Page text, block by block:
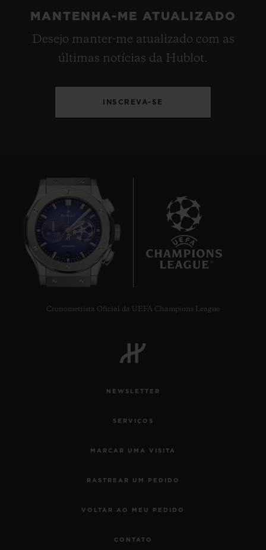
MANTENHA-ME ATUALIZADO
Desejo manter-me atualizado com as
últimas notícias da Hublot.
INSCREVA-SE
Cronometrista Oficial da UEFA Champions League
NEWSLETTER
SERVIÇOS
MARCAR UMA VISITA
RASTREAR UM PEDIDO
VOLTAR AO MEU PEDIDO
CONTATO